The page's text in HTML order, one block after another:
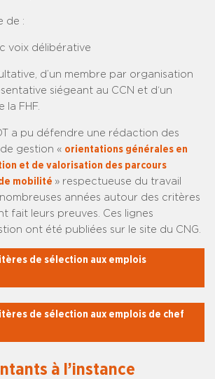
de :
voix délibérative
d’un membre par organisation
siégeant au CCN et d‘un
la FHF.
a pu défendre une rédaction des
gestion « orientations générales en
et de valorisation des parcours
mobilité » respectueuse du travail
années autour des critères
fait leurs preuves. Ces lignes
ont été publiées sur le site du CNG.
de sélection aux emplois
de sélection aux emplois de chef
à l’instance